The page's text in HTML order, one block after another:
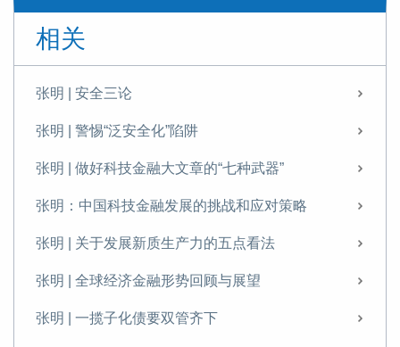
相关
张明 | 安全三论
张明 | 警惕“泛安全化”陷阱
张明 | 做好科技金融大文章的“七种武器”
张明：中国科技金融发展的挑战和应对策略
张明 | 关于发展新质生产力的五点看法
张明 | 全球经济金融形势回顾与展望
张明 | 一揽子化债要双管齐下